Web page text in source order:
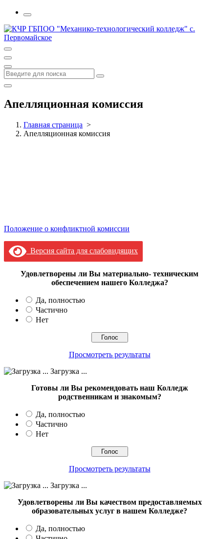
Апелляционная комиссия
Главная страница >
Апелляционная комиссия
Положение о конфликтной комиссии
Версия сайта для слабовидящих
Удовлетворены ли Вы материально- техническим
обеспечением нашего Колледжа?
Да, полностью
Частично
Нет
Просмотреть результаты
Загрузка ...
Готовы ли Вы рекомендовать наш Колледж
родственникам и знакомым?
Да, полностью
Частично
Нет
Просмотреть результаты
Загрузка ...
Удовлетворены ли Вы качеством предоставляемых
образовательных услуг в нашем Колледже?
Да, полностью